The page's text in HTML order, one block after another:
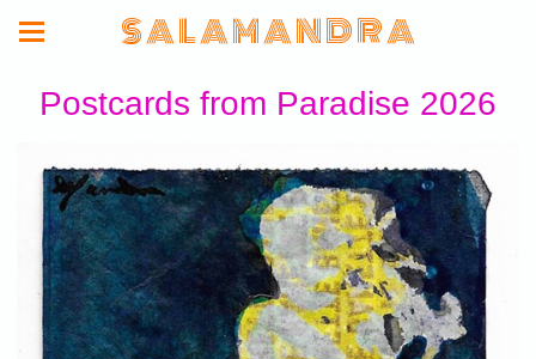
S A L A M A N D R A
Postcards from Paradise 2026